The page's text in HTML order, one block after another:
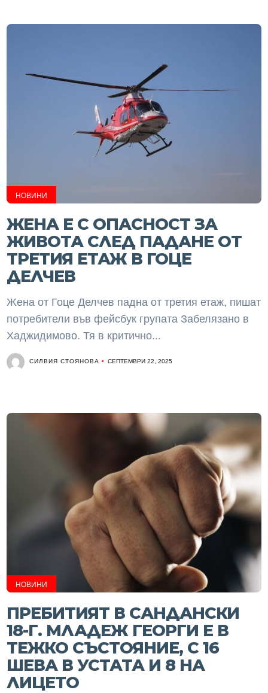
НОВИНИ
ЖЕНА Е С ОПАСНОСТ ЗА
ЖИВОТА СЛЕД ПАДАНЕ ОТ
ТРЕТИЯ ЕТАЖ В ГОЦЕ
ДЕЛЧЕВ
Жена от Гоце Делчев падна от третия етаж, пишат
потребители във фейсбук групата Забелязано в
Хаджидимово. Тя в критично...
СИЛВИЯ СТОЯНОВА СЕПТЕМВРИ 22, 2025
НОВИНИ
ПРЕБИТИЯТ В САНДАНСКИ
18-Г. МЛАДЕЖ ГЕОРГИ Е В
ТЕЖКО СЪСТОЯНИЕ, С 16
ШЕВА В УСТАТА И 8 НА
ЛИЦЕТО